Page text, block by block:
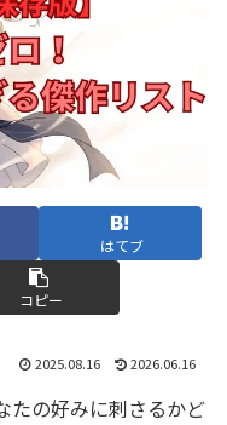
はてブ
コピー
2025.08.16 2026.06.16
たの好みに刺さるかど